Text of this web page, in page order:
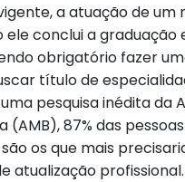
a atuação de um
ele conclui a graduação
obrigatório fazer
título de
pesquisa inédita da
(AMB), 87% das
os que mais
atualização profissional.